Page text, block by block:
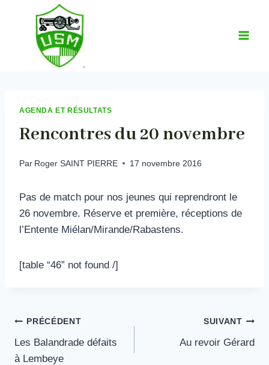
AGENDA ET RÉSULTATS
Rencontres du 20 novembre
Par Roger SAINT PIERRE 17 novembre 2016
Pas de match pour nos jeunes qui reprendront le
26 novembre. Réserve et première, réceptions de
l’Entente Miélan/Mirande/Rabastens.
[table “46” not found /]
Navigation
de
PRÉCÉDENT
Les Balandrade défaits
à Lembeye
SUIVANT
Au revoir Gérard